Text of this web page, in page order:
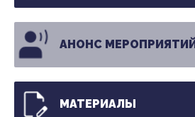
АНОНС МЕРОПРИЯТИЙ
МАТЕРИАЛЫ